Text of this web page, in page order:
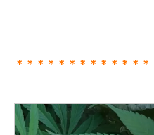
＊＊＊＊＊＊＊＊＊＊＊＊＊